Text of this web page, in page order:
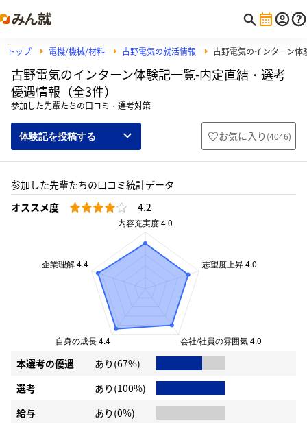
トップ 電機/機械/材料 古野電気の就活情報 古野電気のインターン体
古野電気のインターン体験記一覧-内定直結・選考
優遇情報（全3件）
参加した先輩たちの口コミ・選考対策
体験記を投稿する お気に入り (4046)
参加した先輩たちの口コミ統計データ
オススメ度
4.2
本選考の優遇
あり(67%)
選考
あり(100%)
給与
あり(0%)